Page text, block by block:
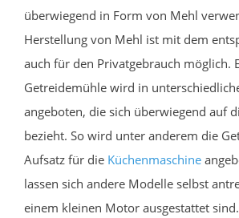
überwiegend in Form von Mehl
Herstellung von Mehl ist mit dem
auch für den Privatgebrauch möglich.
Getreidemühle wird in
angeboten, die sich überwiegend auf
bezieht. So wird unter anderem die
Aufsatz für die Küchenmaschine
lassen sich andere Modelle selbst
einem kleinen Motor ausgestattet sind.